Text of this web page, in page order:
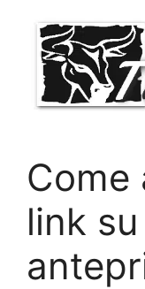
contenuto
Come
link